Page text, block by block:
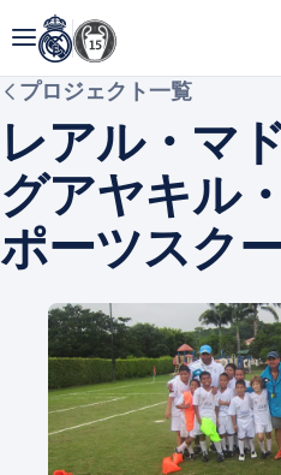
プロジェクト一覧
レアル・マ
グアヤキル
ポーツスク